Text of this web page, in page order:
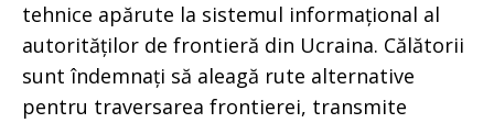
tehnice apărute la sistemul informațional al
autorităților de frontieră din Ucraina. Călătorii
sunt îndemnați să aleagă rute alternative
pentru traversarea frontierei, transmite